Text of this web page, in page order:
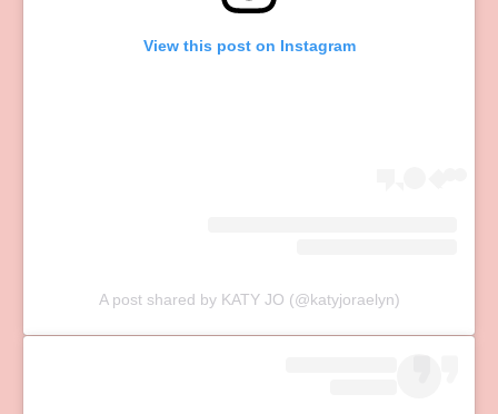
View this post on Instagram
A post shared by KATY JO (@katyjoraelyn)